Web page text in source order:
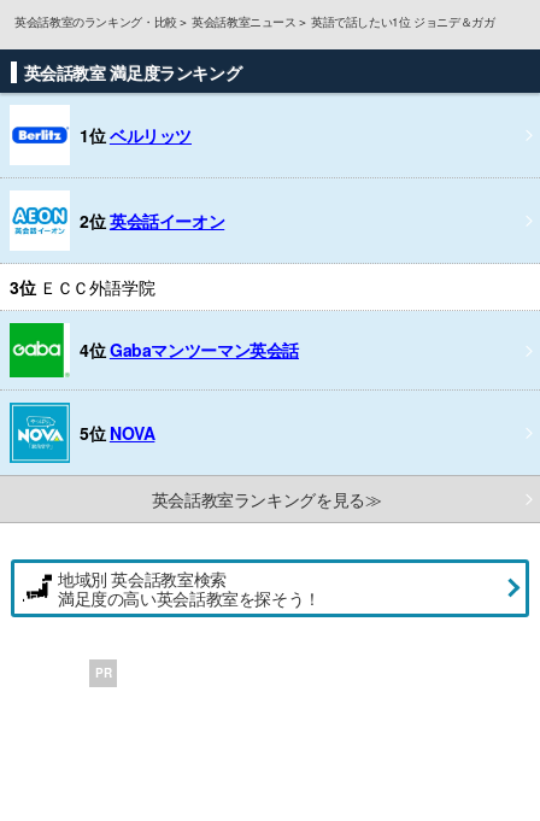
英会話教室のランキング・比較 英会話教室ニュース 英語で話したい1位 ジョニデ＆ガガ
英会話教室 満足度ランキング
1位ベルリッツ
2位英会話イーオン
3位 ＥＣＣ外語学院
4位Gabaマンツーマン英会話
5位 NOVA
英会話教室ランキングを見る≫
地域別 英会話教室検索
満足度の高い英会話教室を探そう！
PR